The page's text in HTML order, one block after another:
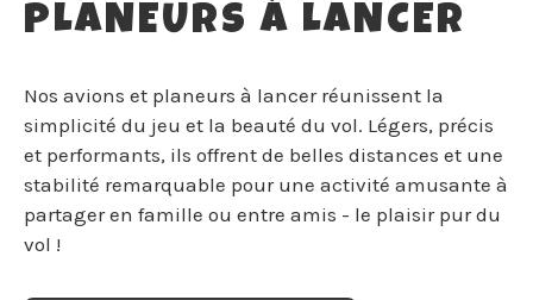
PLANEURS À LANCER
Nos avions et planeurs à lancer réunissent la
simplicité du jeu et la beauté du vol. Légers, précis
et performants, ils offrent de belles distances et une
stabilité remarquable pour une activité amusante à
partager en famille ou entre amis - le plaisir pur du
vol !